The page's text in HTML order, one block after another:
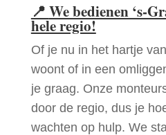
📍 We bedienen ‘s-
hele regio!
Of je nu in het hartje
woont of in een
je graag. Onze
door de regio, dus je
wachten op hulp. We